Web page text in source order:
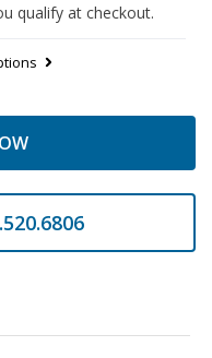
qualify at checkout.